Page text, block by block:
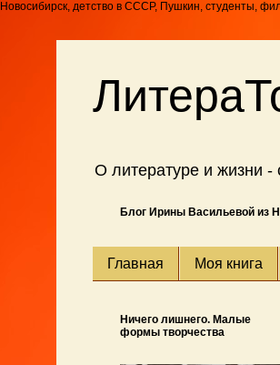
Новосибирск, детство в СССР, Пушкин, студенты,
О литературе и жизни -
Блог Ирины Васильевой из
Главная Моя книга
Ничего лишнего. Малые
формы творчества